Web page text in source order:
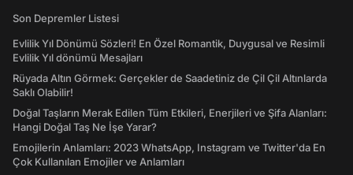
Son Depremler Listesi
Evlilik Yıl Dönümü Sözleri! En Özel Romantik, Duygusal ve Resimli
Evlilik Yıl dönümü Mesajları
Rüyada Altın Görmek: Gerçekler de Saadetiniz de Çil Çil Altınlarda
Saklı Olabilir!
Doğal Taşların Merak Edilen Tüm Etkileri, Enerjileri ve Şifa Alanları:
Hangi Doğal Taş Ne İşe Yarar?
Emojilerin Anlamları: 2023 WhatsApp, Instagram ve Twitter'da En
Çok Kullanılan Emojiler ve Anlamları